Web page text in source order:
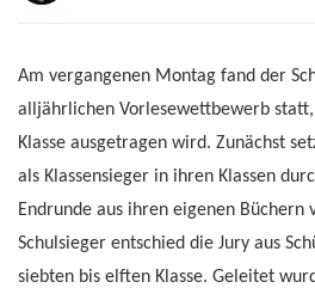
Am vergangenen Montag fand der
alljährlichen Vorlesewettbewerb
Klasse ausgetragen wird. Zunächst
als Klassensieger in ihren Klassen
Endrunde aus ihren eigenen Büchern
Schulsieger entschied die Jury aus
siebten bis elften Klasse. Geleitet